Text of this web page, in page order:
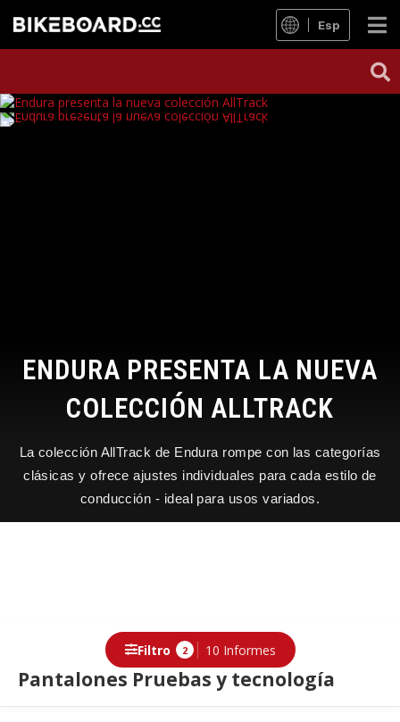
Esp
ENDURA PRESENTA LA NUEVA
COLECCIÓN ALLTRACK
La colección AllTrack de Endura rompe con las categorías
clásicas y ofrece ajustes individuales para cada estilo de
conducción - ideal para usos variados.
Pantalones Pruebas y tecnología
Filtro 2 10 Informes